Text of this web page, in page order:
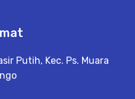
Putih, Kec. Ps. Muara